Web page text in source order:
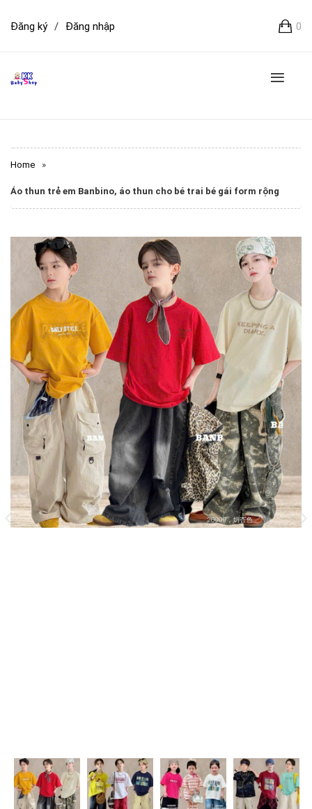
0
Đăng ký / Đăng nhập
Home »
Áo thun trẻ em Banbino, áo thun cho bé trai bé gái form rộng